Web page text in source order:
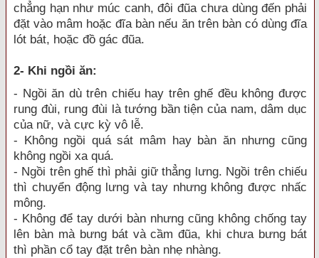
chẳng hạn như múc canh, đôi đũa chưa dùng đến phải
đặt vào mâm hoặc đĩa bàn nếu ăn trên bàn có dùng đĩa
lót bát, hoặc đồ gác đũa.
2- Khi ngồi ăn:
- Ngồi ăn dù trên chiếu hay trên ghế đều không được
rung đùi, rung đùi là tướng bần tiện của nam, dâm dục
của nữ, và cực kỳ vô lễ.
- Không ngồi quá sát mâm hay bàn ăn nhưng cũng
không ngồi xa quá.
- Ngồi trên ghế thì phải giữ thẳng lưng. Ngồi trên chiếu
thì chuyển động lưng và tay nhưng không được nhấc
mông.
- Không để tay dưới bàn nhưng cũng không chống tay
lên bàn mà bưng bát và cầm đũa, khi chưa bưng bát
thì phần cổ tay đặt trên bàn nhẹ nhàng.